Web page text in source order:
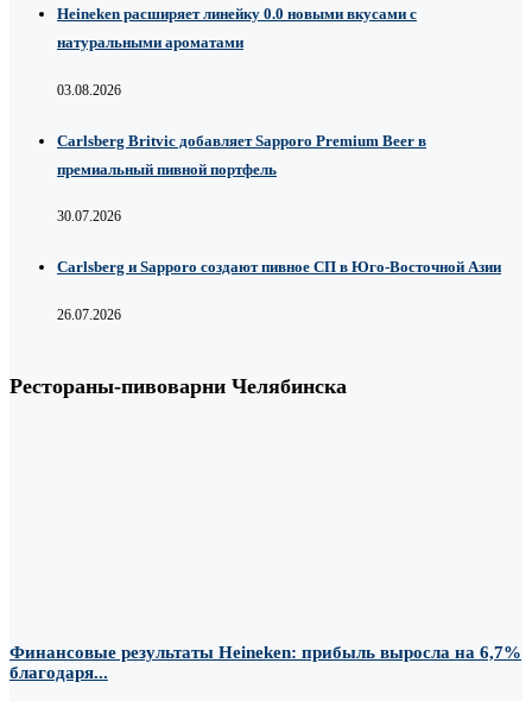
Heineken расширяет линейку 0.0 новыми вкусами с
натуральными ароматами
03.08.2026
Carlsberg Britvic добавляет Sapporo Premium Beer в
премиальный пивной портфель
30.07.2026
Carlsberg и Sapporo создают пивное СП в Юго-Восточной Азии
26.07.2026
Рестораны-пивоварни Челябинска
Финансовые результаты Heineken: прибыль выросла на 6,7%
благодаря...